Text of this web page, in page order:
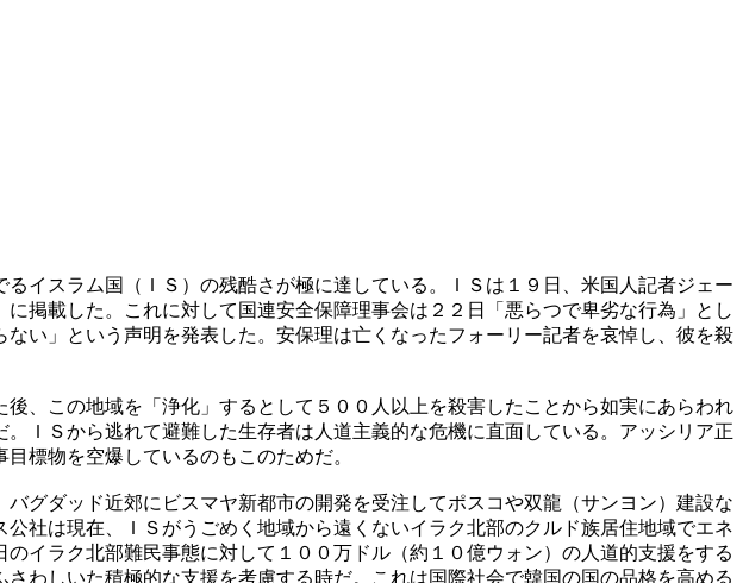
イスラム国（ＩＳ）の残酷さが極に達している。ＩＳは１９日、米国人記者ジェー
掲載した。これに対して国連安全保障理事会は２２日「悪らつで卑劣な行為」とし
い」という声明を発表した。安保理は亡くなったフォーリー記者を哀悼し、彼を殺
、この地域を「浄化」するとして５００人以上を殺害したことから如実にあらわれ
ＩＳから逃れて避難した生存者は人道主義的な危機に直面している。アッシリア正
標物を空爆しているのもこのためだ。
グダッド近郊にビスマヤ新都市の開発を受注してポスコや双龍（サンヨン）建設な
社は現在、ＩＳがうごめく地域から遠くないイラク北部のクルド族居住地域でエネ
イラク北部難民事態に対して１００万ドル（約１０億ウォン）の人道的支援をする
わしいた積極的な支援を考慮する時だ。これは国際社会で韓国の国の品格を高める